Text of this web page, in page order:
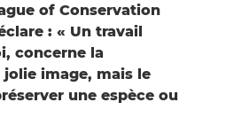
of Conservation
: « Un travail
concerne la
image, mais le
une espèce ou